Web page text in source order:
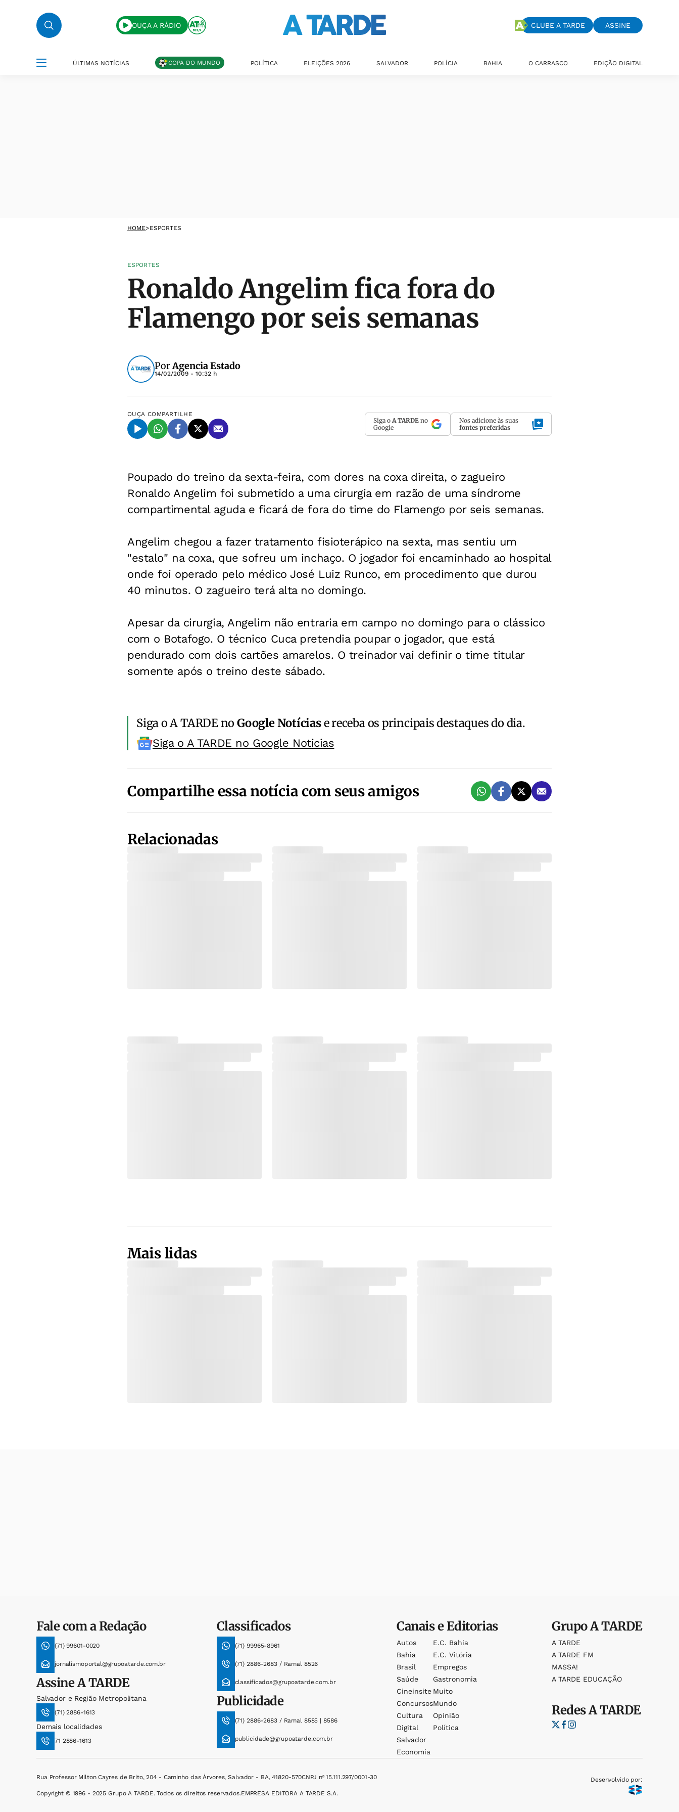
OUÇA A RÁDIO CLUBE A TARDE ASSINE
ÚLTIMAS NOTÍCIAS COPA DO MUNDO POLÍTICA ELEIÇÕES 2026 SALVADOR POLÍCIA BAHIA O CARRASCO EDIÇÃO DIGITAL
HOME>ESPORTES
ESPORTES
Ronaldo Angelim fica fora do
Flamengo por seis semanas
PorAgencia Estado
14/02/2009 - 10:32 h
OUÇA COMPARTILHE
Siga o A TARDE no
Google
Nos adicione às suas
fontes preferidas
Poupado do treino da sexta-feira, com dores na coxa direita, o zagueiro
Ronaldo Angelim foi submetido a uma cirurgia em razão de uma síndrome
compartimental aguda e ficará de fora do time do Flamengo por seis semanas.
Angelim chegou a fazer tratamento fisioterápico na sexta, mas sentiu um
"estalo" na coxa, que sofreu um inchaço. O jogador foi encaminhado ao hospital
onde foi operado pelo médico José Luiz Runco, em procedimento que durou
40 minutos. O zagueiro terá alta no domingo.
Apesar da cirurgia, Angelim não entraria em campo no domingo para o clássico
com o Botafogo. O técnico Cuca pretendia poupar o jogador, que está
pendurado com dois cartões amarelos. O treinador vai definir o time titular
somente após o treino deste sábado.
Siga o A TARDE noGoogle Notíciase receba os principais destaques do dia.
Siga o A TARDE no Google Noticias
Compartilhe essa notícia com seus amigos
Relacionadas
Mais lidas
Fale com a Redação
(71) 99601-0020
jornalismoportal@grupoatarde.com.br
AssineA TARDE
Salvador e Região Metropolitana
(71) 2886-1613
Demais localidades
71 2886-1613
Classificados
(71) 99965-8961
(71) 2886-2683 / Ramal 8526
classificados@grupoatarde.com.br
Publicidade
(71) 2886-2683 / Ramal 8585 | 8586
publicidade@grupoatarde.com.br
Canais e Editorias
Autos
Bahia
Brasil
Saúde
Cineinsite
Concursos
Cultura
Digital
Salvador
Economia
E.c. Bahia
E.c. Vitória
Empregos
Gastronomia
Muito
Mundo
Opinião
Política
GrupoA TARDE
A TARDE
A TARDE FM
MASSA!
A TARDE EDUCAÇÃO
RedesA TARDE
Rua Professor Milton Cayres de Brito, 204 - Caminho das Árvores, Salvador - BA, 41820-570CNPJ nº 15.111.297/0001-30
Copyright © 1996 - 2025 Grupo A TARDE. Todos os direitos reservados.EMPRESA EDITORA A TARDE S.A.
Desenvolvido por: